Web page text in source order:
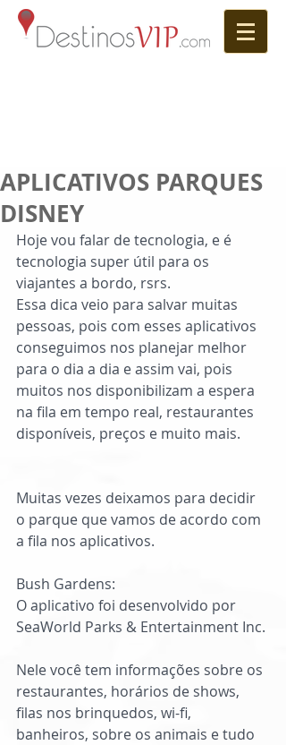
APLICATIVOS PARQUES
DISNEY
Hoje vou falar de tecnologia, e é
tecnologia super útil para os
viajantes a bordo, rsrs.
Essa dica veio para salvar muitas
pessoas, pois com esses aplicativos
conseguimos nos planejar melhor
para o dia a dia e assim vai, pois
muitos nos disponibilizam a espera
na fila em tempo real, restaurantes
disponíveis, preços e muito mais.
Muitas vezes deixamos para decidir
o parque que vamos de acordo com
a fila nos aplicativos.
Bush Gardens:
O aplicativo foi desenvolvido por
SeaWorld Parks & Entertainment Inc.
Nele você tem informações sobre os
restaurantes, horários de shows,
filas nos brinquedos, wi-fi,
banheiros, sobre os animais e tudo